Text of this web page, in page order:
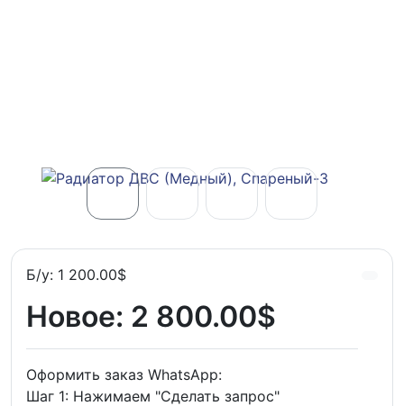
Б/у: 1 200.00$
Новое: 2 800.00$
Оформить заказ WhatsApp:
Шаг 1: Нажимаем "Сделать запрос"